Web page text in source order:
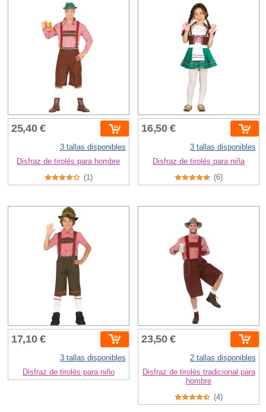
25,40 €
3 tallas disponibles
Disfraz de tirolés para hombre
(1)
16,50 €
3 tallas disponibles
Disfraz de tirolés para niña
(6)
17,10 €
3 tallas disponibles
Disfraz de tirolés para niño
23,50 €
2 tallas disponibles
Disfraz de tirolés tradicional para
hombre
(4)